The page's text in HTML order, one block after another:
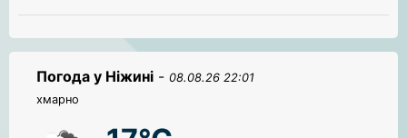
Погода у Ніжині - 08.08.26 22:01
хмарно